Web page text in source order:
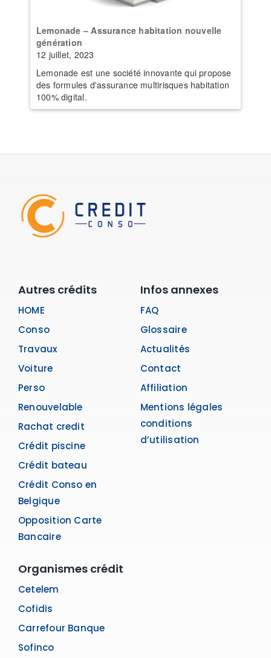
Lemonade – Assurance habitation nouvelle
génération
12 juillet, 2023
Lemonade est une société innovante qui propose
des formules d'assurance multirisques habitation
100% digital.
Autres crédits
HOME
Conso
Travaux
Voiture
Perso
Renouvelable
Rachat credit
Crédit piscine
Crédit bateau
Crédit Conso en
Belgique
Opposition Carte
Bancaire
Infos annexes
FAQ
Glossaire
Actualités
Contact
Affiliation
Mentions légales
conditions
d’utilisation
Organismes crédit
Cetelem
Cofidis
Carrefour Banque
Sofinco